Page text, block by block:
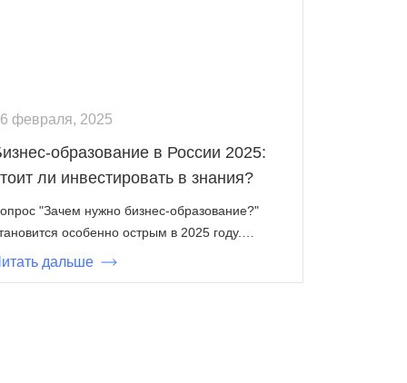
февраля, 2025
образование в России 2025:
ли инвестировать в знания?
"Зачем нужно бизнес-образование?"
особенно острым в 2025 году.…
дальше